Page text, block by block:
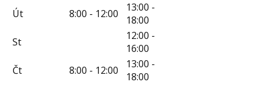
Út
8:00 - 12:00
13:00 -
18:00
St
12:00 -
16:00
Čt
8:00 - 12:00
13:00 -
18:00